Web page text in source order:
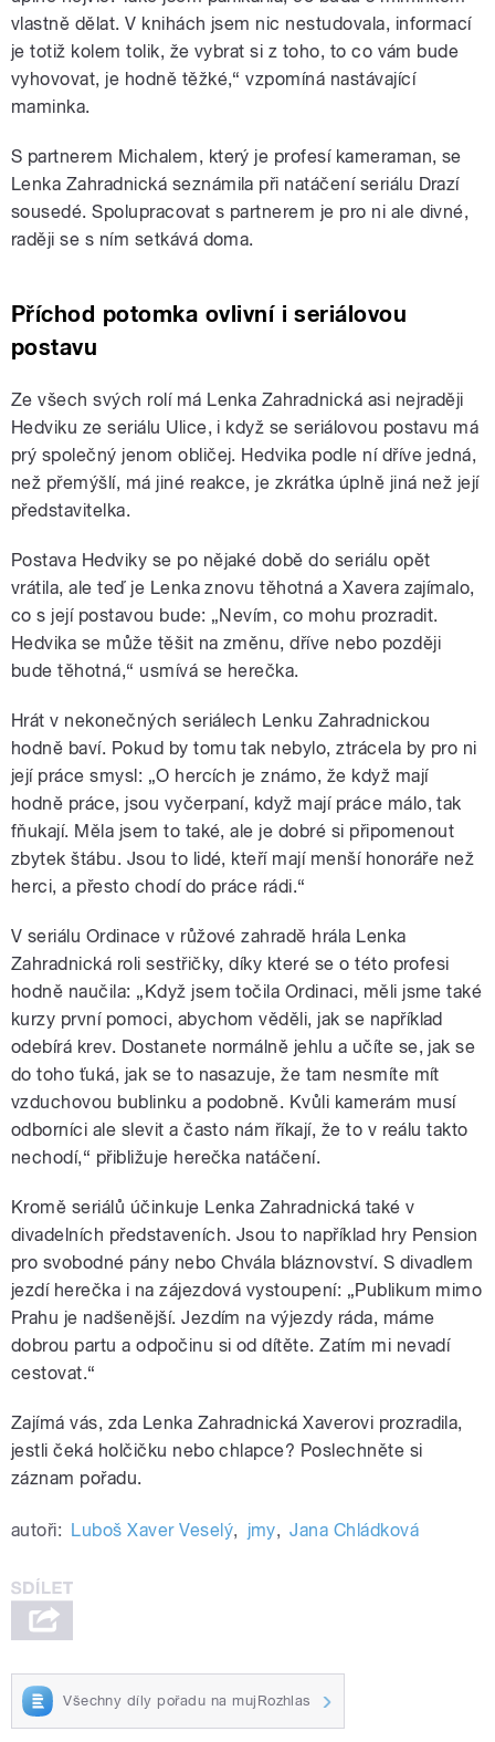
vlastně dělat. V knihách jsem nic nestudovala, informací
je totiž kolem tolik, že vybrat si z toho, to co vám bude
vyhovovat, je hodně těžké,“ vzpomíná nastávající
maminka.
S partnerem Michalem, který je profesí kameraman, se
Lenka Zahradnická seznámila při natáčení seriálu Drazí
sousedé. Spolupracovat s partnerem je pro ni ale divné,
raději se s ním setkává doma.
Příchod potomka ovlivní i seriálovou
postavu
Ze všech svých rolí má Lenka Zahradnická asi nejraději
Hedviku ze seriálu Ulice, i když se seriálovou postavu má
prý společný jenom obličej. Hedvika podle ní dříve jedná,
než přemýšlí, má jiné reakce, je zkrátka úplně jiná než její
představitelka.
Postava Hedviky se po nějaké době do seriálu opět
vrátila, ale teď je Lenka znovu těhotná a Xavera zajímalo,
co s její postavou bude: „Nevím, co mohu prozradit.
Hedvika se může těšit na změnu, dříve nebo později
bude těhotná,“ usmívá se herečka.
Hrát v nekonečných seriálech Lenku Zahradnickou
hodně baví. Pokud by tomu tak nebylo, ztrácela by pro ni
její práce smysl: „O hercích je známo, že když mají
hodně práce, jsou vyčerpaní, když mají práce málo, tak
fňukají. Měla jsem to také, ale je dobré si připomenout
zbytek štábu. Jsou to lidé, kteří mají menší honoráře než
herci, a přesto chodí do práce rádi.“
V seriálu Ordinace v růžové zahradě hrála Lenka
Zahradnická roli sestřičky, díky které se o této profesi
hodně naučila: „Když jsem točila Ordinaci, měli jsme také
kurzy první pomoci, abychom věděli, jak se například
odebírá krev. Dostanete normálně jehlu a učíte se, jak se
do toho ťuká, jak se to nasazuje, že tam nesmíte mít
vzduchovou bublinku a podobně. Kvůli kamerám musí
odborníci ale slevit a často nám říkají, že to v reálu takto
nechodí,“ přibližuje herečka natáčení.
Kromě seriálů účinkuje Lenka Zahradnická také v
divadelních představeních. Jsou to například hry Pension
pro svobodné pány nebo Chvála bláznovství. S divadlem
jezdí herečka i na zájezdová vystoupení: „Publikum mimo
Prahu je nadšenější. Jezdím na výjezdy ráda, máme
dobrou partu a odpočinu si od dítěte. Zatím mi nevadí
cestovat.“
Zajímá vás, zda Lenka Zahradnická Xaverovi prozradila,
jestli čeká holčičku nebo chlapce? Poslechněte si
záznam pořadu.
autoři: Luboš Xaver Veselý, jmy, Jana Chládková
Všechny díly pořadu na mujRozhlas